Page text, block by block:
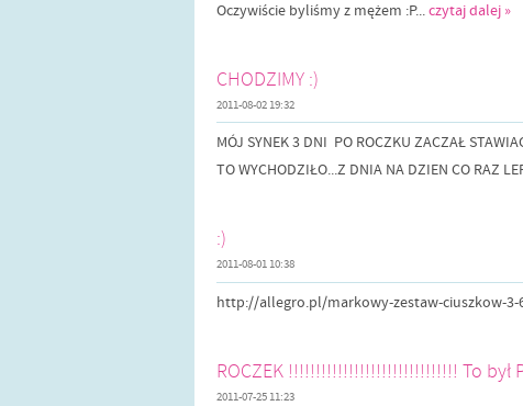
Oczywiście byliśmy z mężem :P...czytaj dalej »
CHODZIMY :)
2011-08-02 19:32
MÓJ SYNEK 3 DNI PO ROCZKU ZACZAŁ
TO WYCHODZIŁO...Z DNIA NA DZIEN CO RAZ
:)
2011-08-01 10:38
http://allegro.pl/markowy-zestaw-ciuszkow-3-
ROCZEK !!!!!!!!!!!!!!!!!!!!!!!!!!!!!!! To był
2011-07-25 11:23